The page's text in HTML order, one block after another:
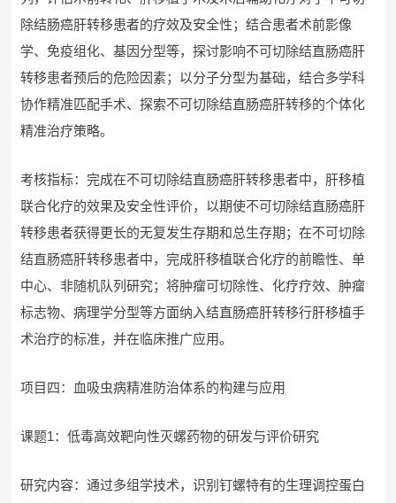
除结肠癌肝转移患者的疗效及安全性；结合患者术前影像
学、免疫组化、基因分型等，探讨影响不可切除结直肠癌肝
转移患者预后的危险因素；以分子分型为基础，结合多学科
协作精准匹配手术、探索不可切除结直肠癌肝转移的个体化
精准治疗策略。
考核指标：完成在不可切除结直肠癌肝转移患者中，肝移植
联合化疗的效果及安全性评价，以期使不可切除结直肠癌肝
转移患者获得更长的无复发生存期和总生存期；在不可切除
结直肠癌肝转移患者中，完成肝移植联合化疗的前瞻性、单
中心、非随机队列研究；将肿瘤可切除性、化疗疗效、肿瘤
标志物、病理学分型等方面纳入结直肠癌肝转移行肝移植手
术治疗的标准，并在临床推广应用。
项目四：血吸虫病精准防治体系的构建与应用
课题1：低毒高效靶向性灭螺药物的研发与评价研究
研究内容：通过多组学技术，识别钉螺特有的生理调控蛋白